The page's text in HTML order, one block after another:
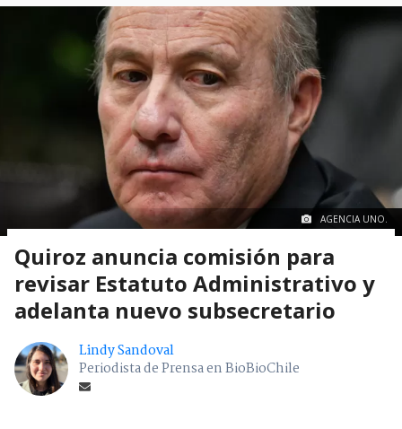
AGENCIA UNO.
Quiroz anuncia comisión para
revisar Estatuto Administrativo y
adelanta nuevo subsecretario
Lindy Sandoval
Periodista de Prensa en BioBioChile